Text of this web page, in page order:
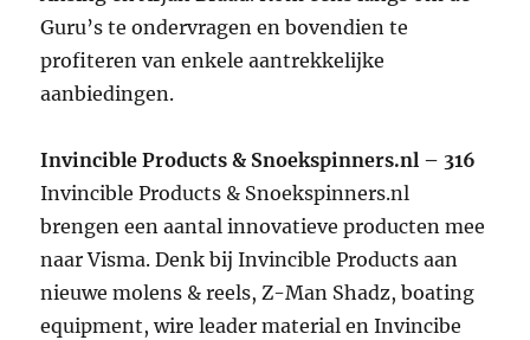
Guru’s te ondervragen en bovendien te
profiteren van enkele aantrekkelijke
aanbiedingen.
Invincible Products & Snoekspinners.nl – 316
Invincible Products & Snoekspinners.nl
brengen een aantal innovatieve producten mee
naar Visma. Denk bij Invincible Products aan
nieuwe molens & reels, Z-Man Shadz, boating
equipment, wire leader material en Invincibe